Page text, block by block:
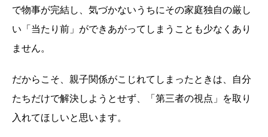
で物事が完結し、気づかないうちにその家庭独自の厳し
い「当たり前」ができあがってしまうことも少なくあり
ません。
だからこそ、親子関係がこじれてしまったときは、自分
たちだけで解決しようとせず、「第三者の視点」を取り
入れてほしいと思います。